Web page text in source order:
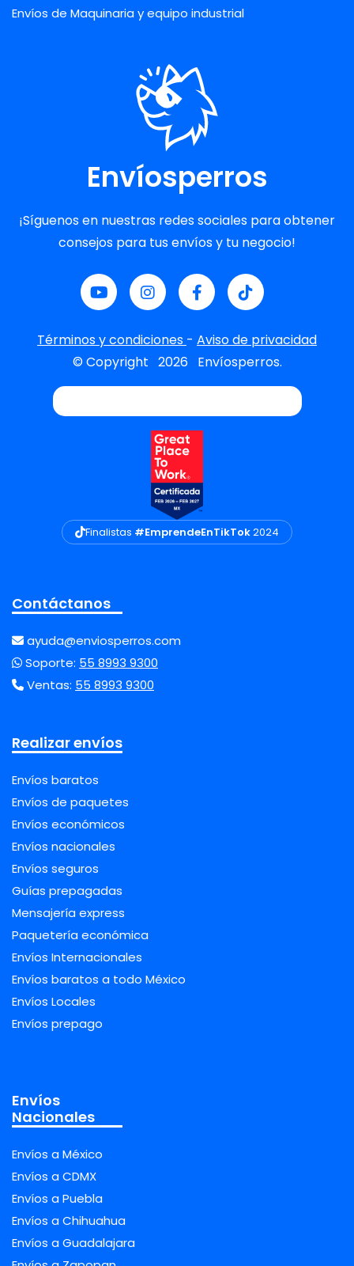
Envíos de Maquinaria y equipo industrial
Envíosperros
¡Síguenos en nuestras redes sociales para obtener
consejos para tus envíos y tu negocio!
Términos y condiciones - Aviso de privacidad
© Copyright 2026 Envíosperros.
Finalistas #EmprendeEnTikTok2024
Contáctanos
ayuda@enviosperros.com
Soporte: 55 8993 9300
Ventas: 55 8993 9300
Realizar envíos
Envíos baratos
Envíos de paquetes
Envíos económicos
Envíos nacionales
Envíos seguros
Guías prepagadas
Mensajería express
Paquetería económica
Envíos Internacionales
Envíos baratos a todo México
Envíos Locales
Envíos prepago
Envíos
Nacionales
Envíos a México
Envíos a CDMX
Envíos a Puebla
Envíos a Chihuahua
Envíos a Guadalajara